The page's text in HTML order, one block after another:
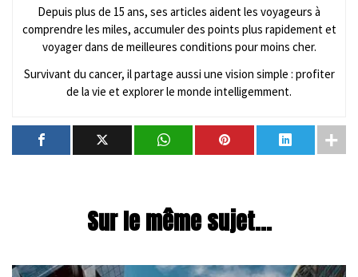
Depuis plus de 15 ans, ses articles aident les voyageurs à
comprendre les miles, accumuler des points plus rapidement et
voyager dans de meilleures conditions pour moins cher.
Survivant du cancer, il partage aussi une vision simple : profiter
de la vie et explorer le monde intelligemment.
Sur le même sujet...